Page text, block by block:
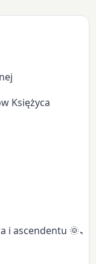
Księżyca
i ascendentu